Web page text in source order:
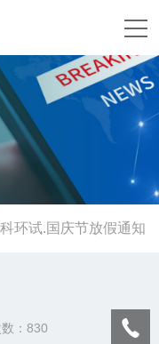
环试.国庆节放假通知
：830